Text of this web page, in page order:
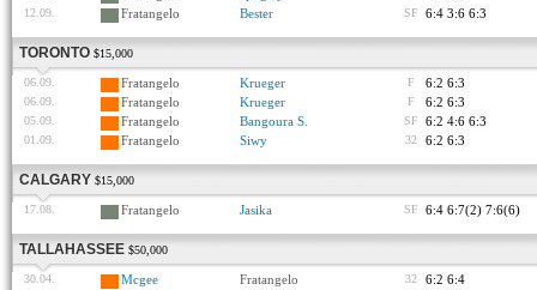
12.09. Fratangelo Bester SF 6:4 3:6 6:3
TORONTO $15,000
06.09. Fratangelo Krueger F 6:2 6:3
06.09. Fratangelo Krueger F 6:2 6:3
05.09. Fratangelo Bangoura S. SF 6:2 4:6 6:3
01.09. Fratangelo Siwy 32 6:2 6:3
CALGARY $15,000
17.08. Fratangelo Jasika SF 6:4 6:7(2) 7:6(6)
TALLAHASSEE $50,000
30.04. Mcgee Fratangelo 32 6:2 6:4